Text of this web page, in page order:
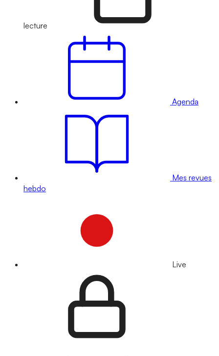
lecture
Agenda
Mes revues
hebdo
Live